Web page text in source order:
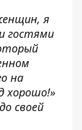
я
гостями
на
хорошо!»
своей